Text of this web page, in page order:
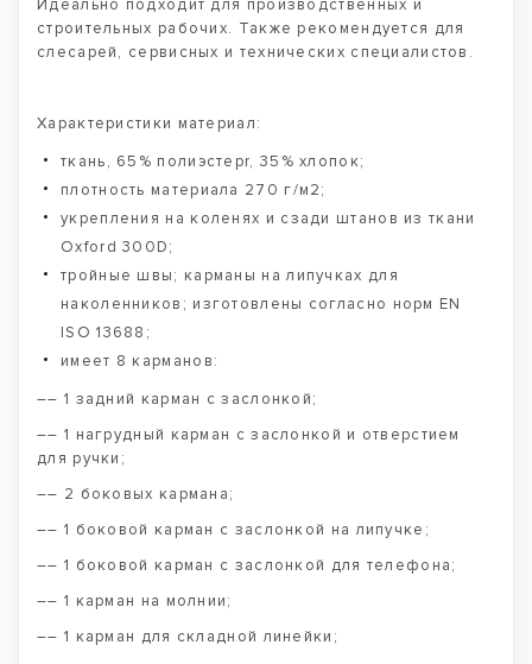
Идеально подходит для производственных и
строительных рабочих. Также рекомендуется для
слесарей, сервисных и технических специалистов.
Характеристики материал:
ткань, 65% полиэстерr, 35% хлопок;
плотность материала 270 г/м2;
укрепления на коленях и сзади штанов из ткани
Oxford 300D;
тройные швы; карманы на липучках для
наколенников; изготовлены согласно норм EN
ISO 13688;
имеет 8 карманов:
–– 1 задний карман с заслонкой;
–– 1 нагрудный карман с заслонкой и отверстием
для ручки;
–– 2 боковых кармана;
–– 1 боковой карман с заслонкой на липучке;
–– 1 боковой карман с заслонкой для телефона;
–– 1 карман на молнии;
–– 1 карман для складной линейки;